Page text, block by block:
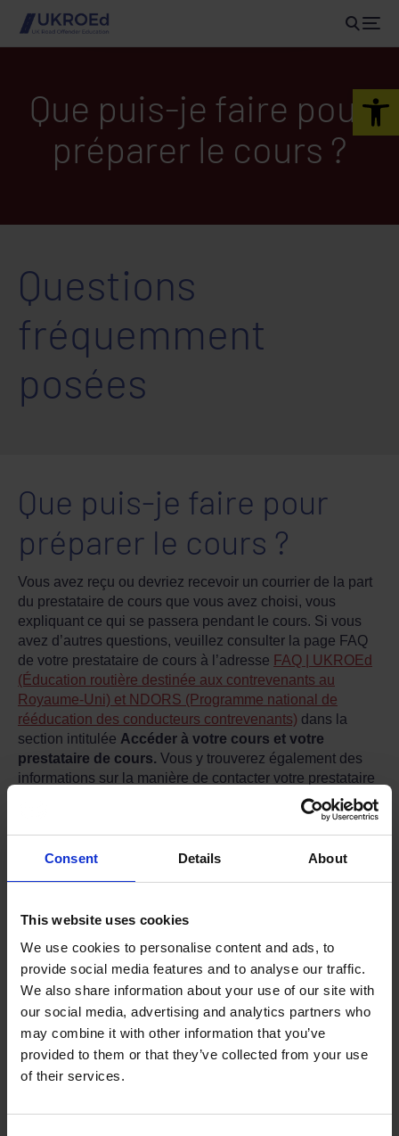
Consent Details About
This website uses cookies
We use cookies to personalise content and ads, to
provide social media features and to analyse our traffic.
We also share information about your use of our site with
our social media, advertising and analytics partners who
may combine it with other information that you’ve
provided to them or that they’ve collected from your use
of their services.
Que puis-je faire pour
préparer le cours ?
Questions
fréquemment
posées
Que puis-je faire pour
préparer le cours ?
Vous avez reçu ou devriez recevoir un courrier de la part
du prestataire de cours que vous avez choisi, vous
expliquant ce qui se passera pendant le cours. Si vous
avez d’autres questions, veuillez consulter la page FAQ
de votre prestataire de cours à l’adresse FAQ | UKROEd
(Éducation routière destinée aux contrevenants au
Royaume-Uni) et NDORS (Programme national de
rééducation des conducteurs contrevenants) dans la
section intitulée Accéder à votre cours et votre
prestataire de cours. Vous y trouverez également des
informations sur la manière de contacter votre prestataire
Ou suivez ce lien pour trouver votre prestataire de cours
et ses coordonnées :
www.ukroed.org.uk/faqs/course-provider-contact-list-
Avez-vous trouvé la réponse à votre question
dans la section FAQ ?
Si ce n'est pas le cas, vous pouvez nous contacter.